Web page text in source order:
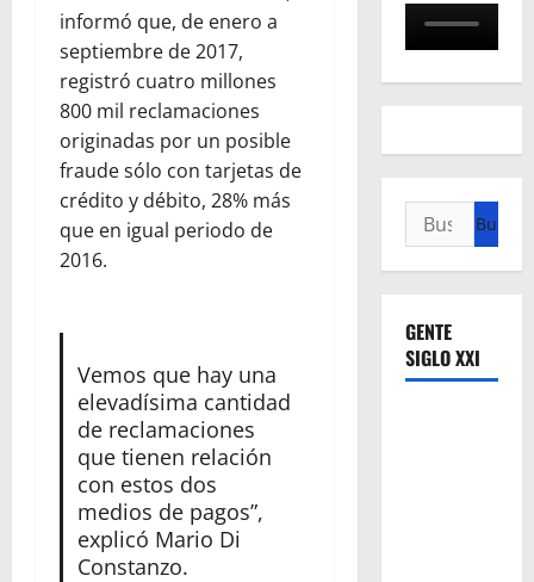
informó que, de enero a
septiembre de 2017,
registró cuatro millones
800 mil reclamaciones
originadas por un posible
fraude sólo con tarjetas de
crédito y débito, 28% más
que en igual periodo de
2016.
Vemos que hay una
elevadísima cantidad
de reclamaciones
que tienen relación
con estos dos
medios de pagos”,
explicó Mario Di
Constanzo.
Buscar:
GENTE
SIGLO XXI